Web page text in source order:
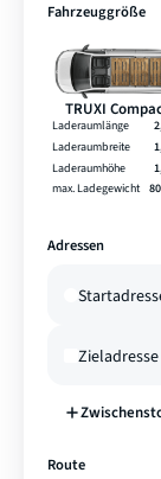
Fahrzeuggröße
TRUXI
Laderaumlänge
Laderaumbreite
Laderaumhöhe
max. Ladegewicht
Adressen
Route